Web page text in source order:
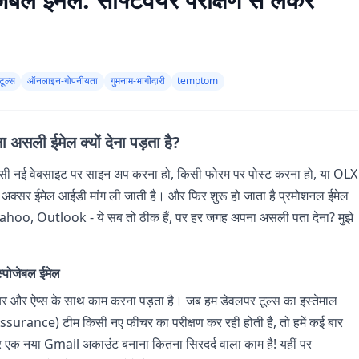
ऑनलाइन-गोपनीयता गुमनाम-भागीदारी temptom
ईमेल क्यों देना पड़ता है?
वेबसाइट पर साइन अप करना हो, किसी फोरम पर पोस्ट करना हो, या OLX
ईमेल आईडी मांग ली जाती है। और फिर शुरू हो जाता है प्रमोशनल ईमेल
Outlook - ये सब तो ठीक हैं, पर हर जगह अपना असली पता देना? मुझे
ईमेल
और ऐप्स के साथ काम करना पड़ता है। जब हम डेवलपर टूल्स का इस्तेमाल
टीम किसी नए फीचर का परीक्षण कर रही होती है, तो हमें कई बार
नया Gmail अकाउंट बनाना कितना सिरदर्द वाला काम है! यहीं पर